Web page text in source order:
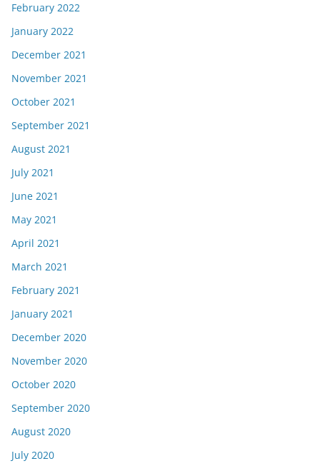
February 2022
January 2022
December 2021
November 2021
October 2021
September 2021
August 2021
July 2021
June 2021
May 2021
April 2021
March 2021
February 2021
January 2021
December 2020
November 2020
October 2020
September 2020
August 2020
July 2020